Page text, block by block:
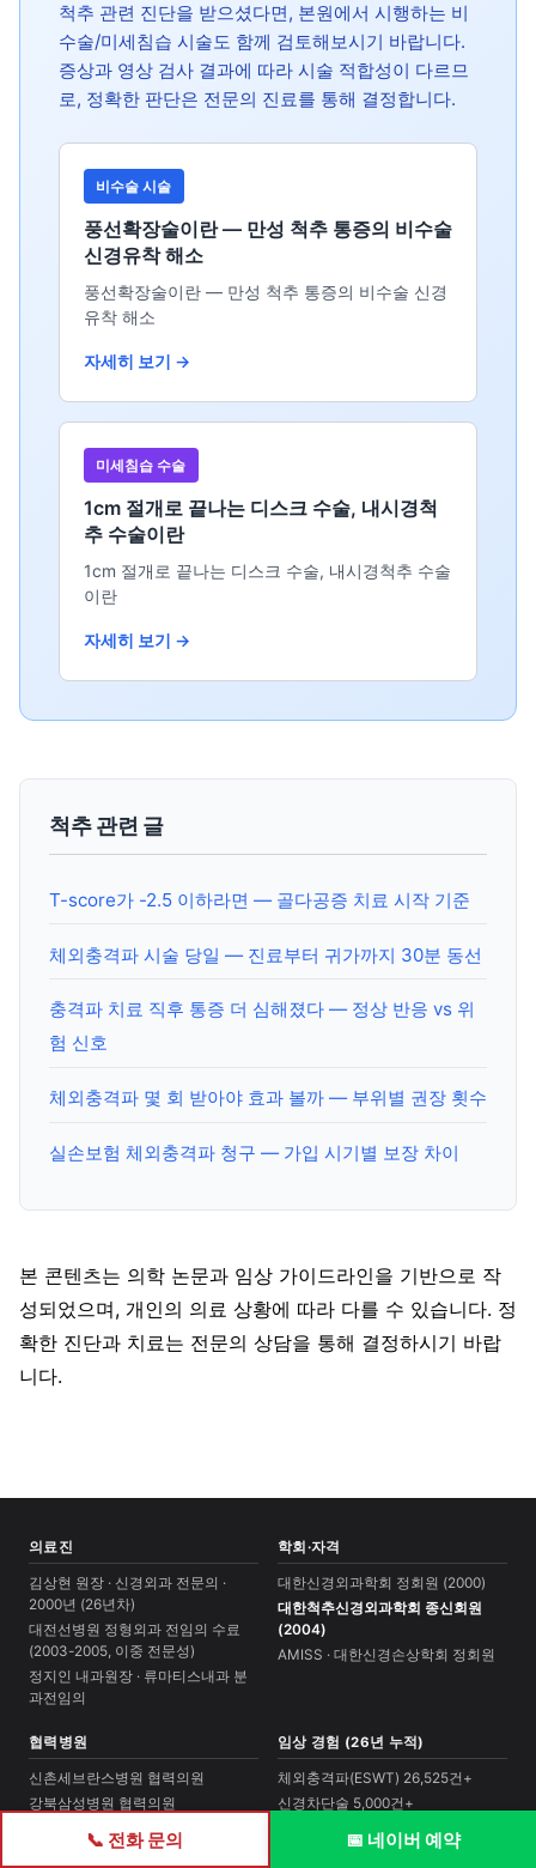
척추 관련 진단을 받으셨다면, 본원에서 시행하는 비
수술/미세침습 시술도 함께 검토해보시기 바랍니다.
증상과 영상 검사 결과에 따라 시술 적합성이 다르므
로, 정확한 판단은 전문의 진료를 통해 결정합니다.
비수술 시술
풍선확장술이란 — 만성 척추 통증의 비수술
신경유착 해소
풍선확장술이란 — 만성 척추 통증의 비수술 신경
유착 해소
자세히 보기 →
미세침습 수술
1cm 절개로 끝나는 디스크 수술, 내시경척
추 수술이란
1cm 절개로 끝나는 디스크 수술, 내시경척추 수술
이란
자세히 보기 →
척추 관련 글
T-score가 -2.5 이하라면 — 골다공증 치료 시작 기준
체외충격파 시술 당일 — 진료부터 귀가까지 30분 동선
충격파 치료 직후 통증 더 심해졌다 — 정상 반응 vs 위
험 신호
체외충격파 몇 회 받아야 효과 볼까 — 부위별 권장 횟수
실손보험 체외충격파 청구 — 가입 시기별 보장 차이
본 콘텐츠는 의학 논문과 임상 가이드라인을 기반으로 작
성되었으며, 개인의 의료 상황에 따라 다를 수 있습니다. 정
확한 진단과 치료는 전문의 상담을 통해 결정하시기 바랍
니다.
의료진
김상현 원장 · 신경외과 전문의 ·
2000년 (26년차)
대전선병원 정형외과 전임의 수료
(2003-2005, 이중 전문성)
정지인 내과원장 · 류마티스내과 분
과전임의
학회·자격
대한신경외과학회 정회원 (2000)
대한척추신경외과학회 종신회원
(2004)
AMISS · 대한신경손상학회 정회원
협력병원
신촌세브란스병원 협력의원
강북삼성병원 협력의원
서울대병원 외 6개소
임상 경험 (26년 누적)
체외충격파(ESWT) 26,525건+
신경차단술 5,000건+
풍선확장술 1,000건+
척추수술 경력 13년
📞 전화 문의 📅 네이버 예약